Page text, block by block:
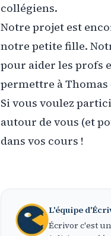
collégiens.
Notre projet est
notre petite fille.
pour aider les profs
permettre à Thomas
Si vous voulez
autour de vous (et
dans vos cours !
L'équipe
Écrivor c'est